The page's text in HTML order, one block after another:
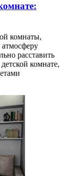
комнаты,
расставить
комнате,